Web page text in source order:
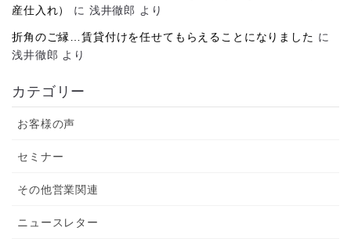
産仕入れ）
に 浅井徹郎 より
折角のご縁…賃貸付けを任せてもらえることになりました に
浅井徹郎 より
カテゴリー
お客様の声
セミナー
その他営業関連
ニュースレター